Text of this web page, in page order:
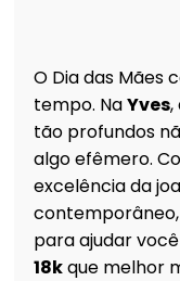
O Dia das Mães
tempo. Na Yves
tão profundos
algo efêmero.
excelência da
para ajudar
18k que melhor